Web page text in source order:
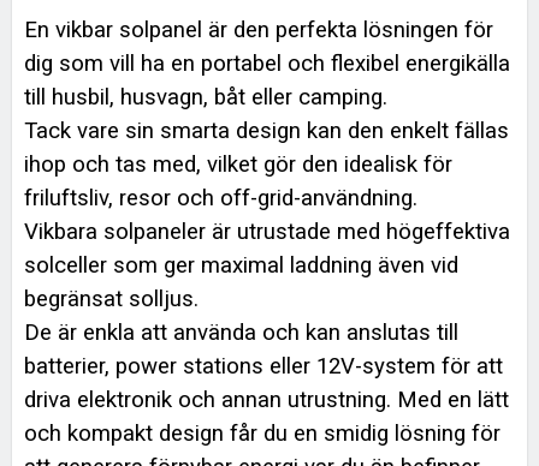
En vikbar solpanel är den perfekta lösningen för
dig som vill ha en portabel och flexibel energikälla
till husbil, husvagn, båt eller camping.
Tack vare sin smarta design kan den enkelt fällas
ihop och tas med, vilket gör den idealisk för
friluftsliv, resor och off-grid-användning.
Vikbara solpaneler är utrustade med högeffektiva
solceller som ger maximal laddning även vid
begränsat solljus.
De är enkla att använda och kan anslutas till
batterier, power stations eller 12V-system för att
driva elektronik och annan utrustning. Med en lätt
och kompakt design får du en smidig lösning för